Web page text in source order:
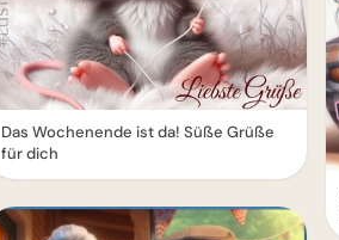
Das Wochenende ist da! Süße Grüße
für dich